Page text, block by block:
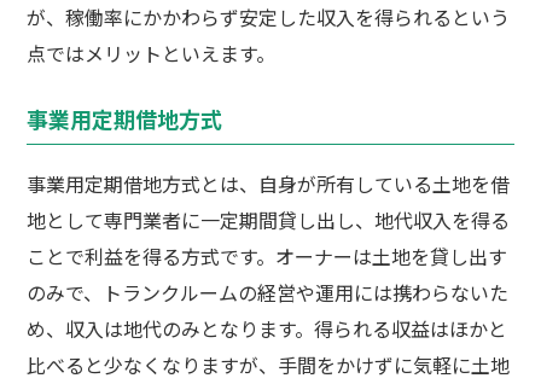
が、稼働率にかかわらず安定した収入を得られるという
点ではメリットといえます。
事業用定期借地方式
事業用定期借地方式とは、自身が所有している土地を借
地として専門業者に一定期間貸し出し、地代収入を得る
ことで利益を得る方式です。オーナーは土地を貸し出す
のみで、トランクルームの経営や運用には携わらないた
め、収入は地代のみとなります。得られる収益はほかと
比べると少なくなりますが、手間をかけずに気軽に土地